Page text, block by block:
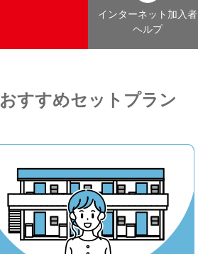
インターネット加入者
ヘルプ
おすすめセットプラン